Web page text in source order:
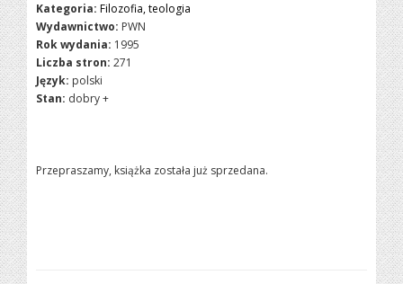
Kategoria: Filozofia, teologia
Wydawnictwo: PWN
Rok wydania: 1995
Liczba stron: 271
Język: polski
Stan: dobry +
Przepraszamy, książka została już sprzedana.